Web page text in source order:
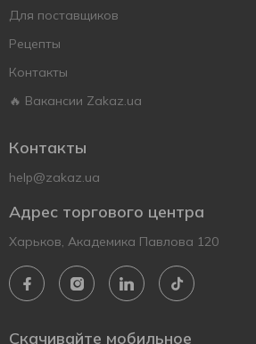
Для поставщиков
Рецепты
Контакты
🔥 Вакансии Zakaz.ua
Контакты
help@zakaz.ua
Адрес торгового центра
Харьков, Академика Павлова 120
Скачивайте мобильное